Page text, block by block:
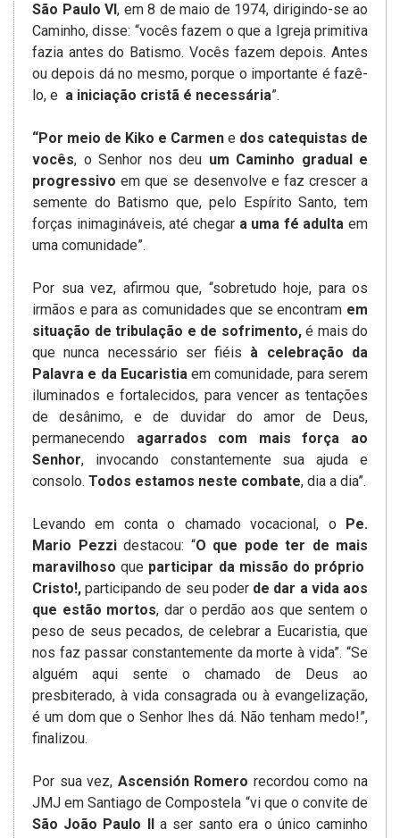
São Paulo VI, em 8 de maio de 1974, dirigindo-se ao
Caminho, disse: “vocês fazem o que a Igreja primitiva
fazia antes do Batismo. Vocês fazem depois. Antes
ou depois dá no mesmo, porque o importante é fazê-
lo, e a iniciação cristã é necessária”.
“Por meio de Kiko e Carmen e dos catequistas de
vocês, o Senhor nos deu um Caminho gradual e
progressivoem que se desenvolve e faz crescer a
semente do Batismo que, pelo Espírito Santo, tem
forças inimagináveis, até chegar a uma fé adulta em
uma comunidade”.
Por sua vez, afirmou que, “sobretudo hoje, para os
irmãos e para as comunidades que se encontram em
situação de tribulação e de sofrimento,é mais do
que nunca necessário ser fiéis à celebração da
Palavra e da Eucaristiaem comunidade, para serem
iluminados e fortalecidos, para vencer as tentações
de desânimo, e de duvidar do amor de Deus,
permanecendo agarrados com mais força ao
Senhor, invocando constantemente sua ajuda e
consolo. Todos estamos neste combate, dia a dia”.
Levando em conta o chamado vocacional, o Pe.
Mario Pezzidestacou: “O que pode ter de mais
maravilhoso que participar da missão do próprio
Cristo!,participando de seu poder de dar a vida aos
que estão mortos, dar o perdão aos que sentem o
peso de seus pecados, de celebrar a Eucaristia, que
nos faz passar constantemente da morte à vida”. “Se
alguém aqui sente o chamado de Deus ao
presbiterado, à vida consagrada ou à evangelização,
é um dom que o Senhor lhes dá. Não tenham medo!”,
finalizou.
Por sua vez, Ascensión Romero recordou como na
JMJ em Santiago de Compostela “vi que o convite de
São João Paulo II a ser santo era o único caminho